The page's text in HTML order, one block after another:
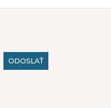
ODOSLAŤ